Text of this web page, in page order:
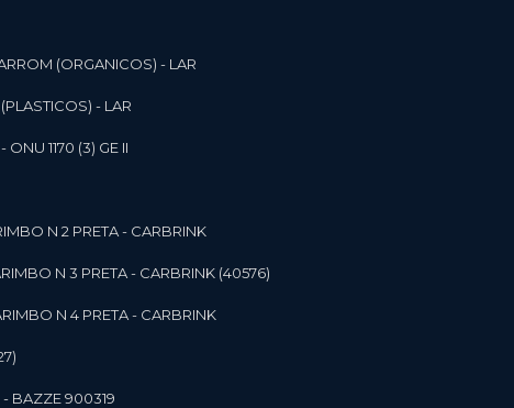
(ORGANICOS) - LAR
- LAR
ONU 1170 (3) GE II
N 2 PRETA - CARBRINK
N 3 PRETA - CARBRINK (40576)
N 4 PRETA - CARBRINK
- BAZZE 900319